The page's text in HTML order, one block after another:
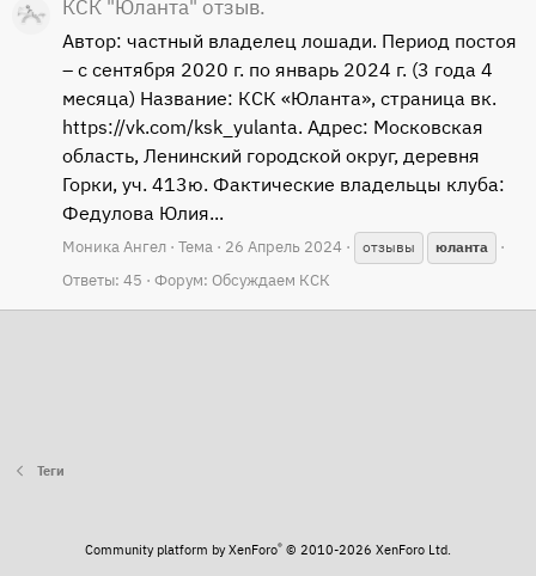
КСК "Юланта" отзыв.
Автор: частный владелец лошади. Период постоя
– с сентября 2020 г. по январь 2024 г. (3 года 4
месяца) Название: КСК «Юланта», страница вк.
https://vk.com/ksk_yulanta. Адрес: Московская
область, Ленинский городской округ, деревня
Горки, уч. 413ю. Фактические владельцы клуба:
Федулова Юлия...
Моника Ангел Тема 26 Апрель 2024 отзывы юланта
Ответы: 45 Форум: Обсуждаем КСК
Теги
Community platform by XenForo® © 2010-2026 XenForo Ltd.